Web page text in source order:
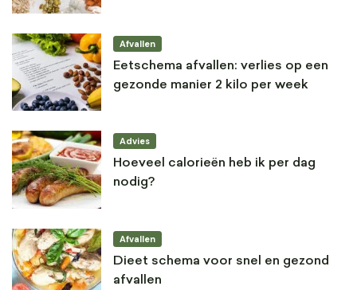
Afvallen
Eetschema afvallen: verlies op een
gezonde manier 2 kilo per week
Advies
Hoeveel calorieën heb ik per dag
nodig?
Afvallen
Dieet schema voor snel en gezond
afvallen